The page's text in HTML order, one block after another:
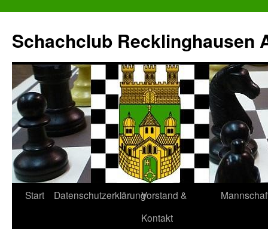
springen
Schachclub Recklinghausen
Start DatenschutzerklärungVorstand &
Kontakt